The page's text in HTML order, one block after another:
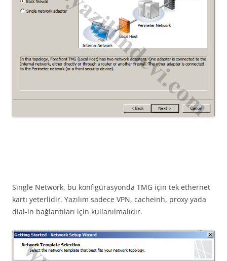
Single Network, bu konfigürasyonda TMG için tek ethernet
kartı yeterlidir. Yazılım sadece VPN, cacheinh, proxy yada
dial-in bağlantıları için kullanılmalıdır.